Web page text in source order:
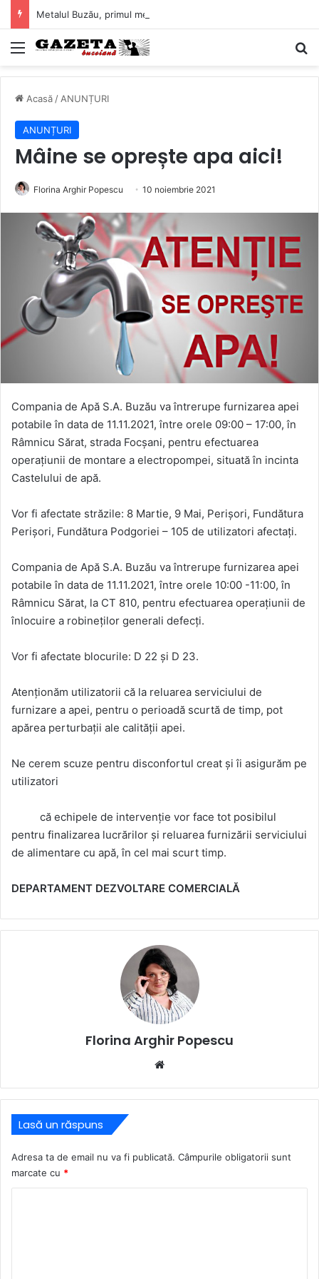
Mediu
Acasă / ANUNȚURI
ANUNȚURI
Mâine se oprește apa aici!
Florina Arghir Popescu 10 noiembrie 2021
Compania de Apă S.A. Buzău va întrerupe furnizarea apei
potabile în data de 11.11.2021, între orele 09:00 – 17:00, în
Râmnicu Sărat, strada Focșani, pentru efectuarea
operațiunii de montare a electropompei, situată în incinta
Castelului de apă.
Vor fi afectate străzile: 8 Martie, 9 Mai, Perișori, Fundătura
Perișori, Fundătura Podgoriei – 105 de utilizatori afectați.
Compania de Apă S.A. Buzău va întrerupe furnizarea apei
potabile în data de 11.11.2021, între orele 10:00 -11:00, în
Râmnicu Sărat, la CT 810, pentru efectuarea operațiunii de
înlocuire a robineților generali defecți.
Vor fi afectate blocurile: D 22 și D 23.
Atenționăm utilizatorii că la reluarea serviciului de
furnizare a apei, pentru o perioadă scurtă de timp, pot
apărea perturbații ale calității apei.
Ne cerem scuze pentru disconfortul creat și îi asigurăm pe
utilizatori
că echipele de intervenție vor face tot posibilul
pentru finalizarea lucrărilor și reluarea furnizării serviciului
de alimentare cu apă, în cel mai scurt timp.
DEPARTAMENT DEZVOLTARE COMERCIALĂ
Florina Arghir Popescu
Lasă un răspuns
Adresa ta de email nu va fi publicată. Câmpurile obligatorii sunt
marcate cu *